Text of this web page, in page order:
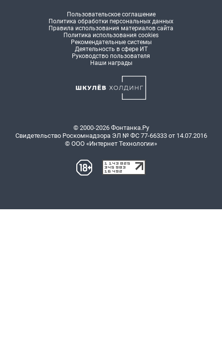
Пользовательское соглашение
Политика обработки персональных данных
Правила использования материалов сайта
Политика использования cookies
Рекомендательные системы
Деятельность в сфере ИТ
Руководство пользователя
Наши награды
© 2000-2026 Фонтанка.Ру
Свидетельство Роскомнадзора ЭЛ № ФС 77-66333 от 14.07.2016
© ООО «Интернет Технологии»